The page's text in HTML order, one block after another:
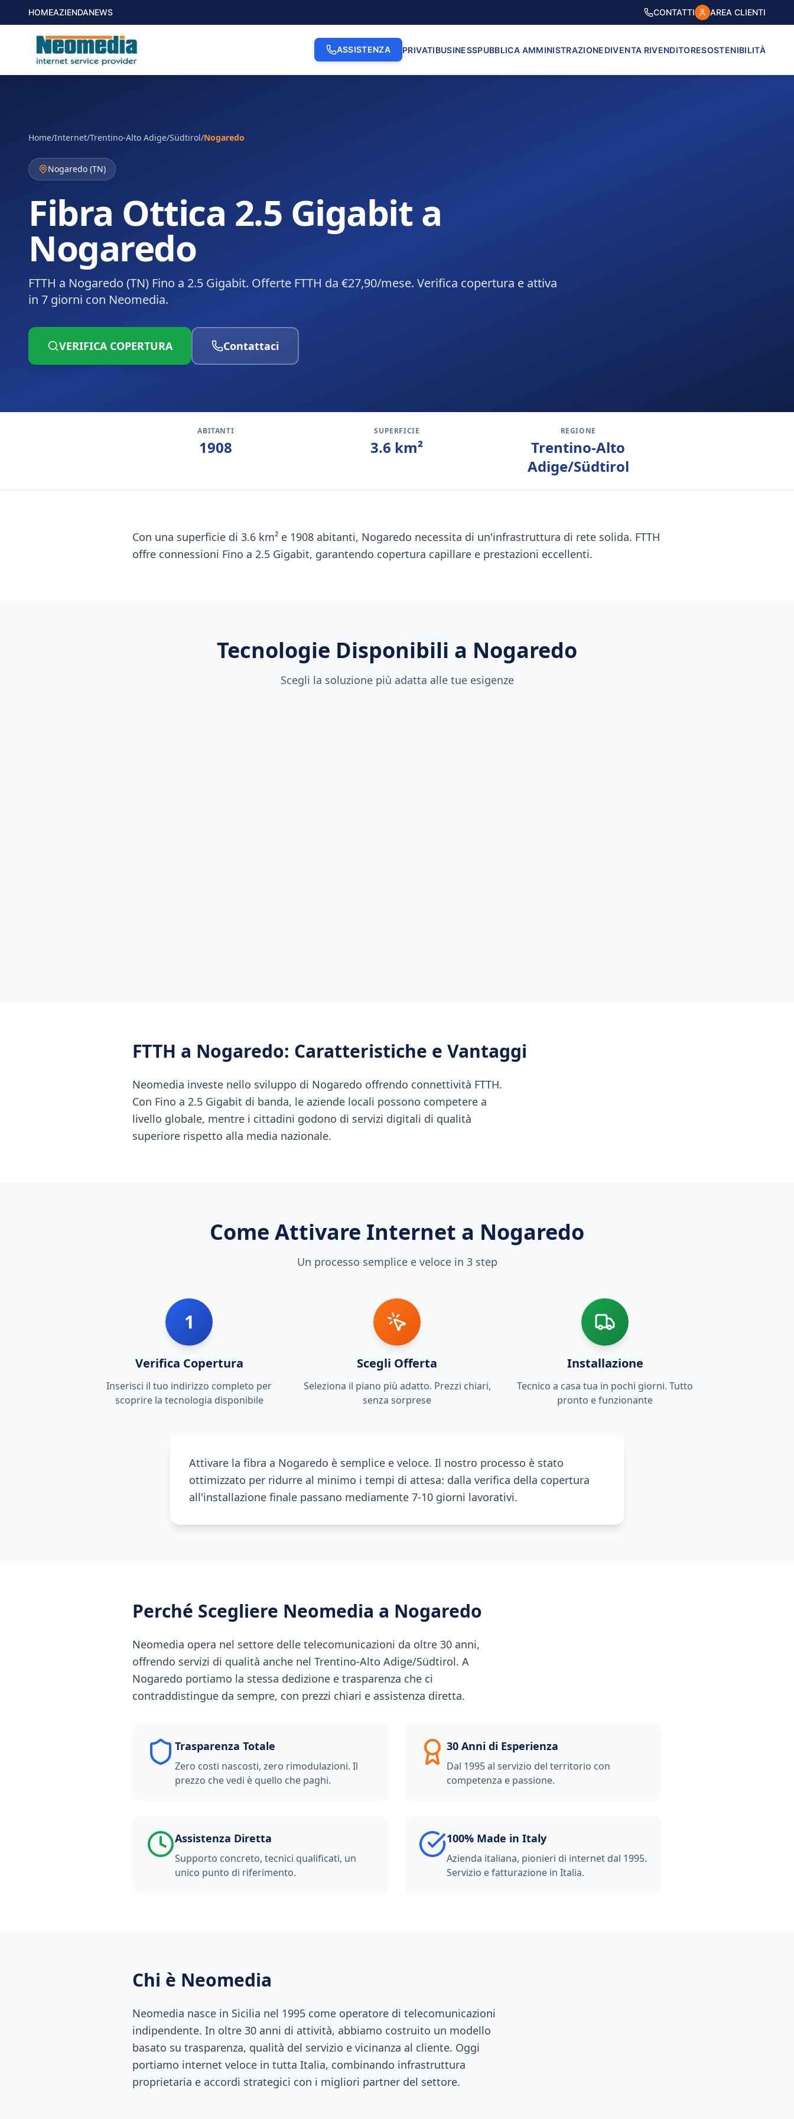
HOMEAZIENDANEWS CONTATTI AREA CLIENTI
ASSISTENZA PRIVATIBUSINESSPUBBLICA AMMINISTRAZIONEDIVENTA RIVENDITORESOSTENIBILITÀ
Home/Internet/Trentino-Alto Adige/Südtirol/Nogaredo
Nogaredo (TN)
Fibra Ottica 2.5 Gigabit a
Nogaredo
FTTH a Nogaredo (TN) Fino a 2.5 Gigabit. Offerte FTTH da €27,90/mese. Verifica copertura e attiva
in 7 giorni con Neomedia.
VERIFICA COPERTURA Contattaci
ABITANTI
1908
SUPERFICIE
3.6 km²
REGIONE
Trentino-Alto
Adige/Südtirol
Con una superficie di 3.6 km² e 1908 abitanti, Nogaredo necessita di un'infrastruttura di rete solida. FTTH
offre connessioni Fino a 2.5 Gigabit, garantendo copertura capillare e prestazioni eccellenti.
Tecnologie Disponibili a Nogaredo
Scegli la soluzione più adatta alle tue esigenze
FTTH a Nogaredo: Caratteristiche e Vantaggi
Neomedia investe nello sviluppo di Nogaredo offrendo connettività FTTH.
Con Fino a 2.5 Gigabit di banda, le aziende locali possono competere a
livello globale, mentre i cittadini godono di servizi digitali di qualità
superiore rispetto alla media nazionale.
Come Attivare Internet a Nogaredo
Un processo semplice e veloce in 3 step
1
Verifica Copertura
Inserisci il tuo indirizzo completo per
scoprire la tecnologia disponibile
Scegli Offerta
Seleziona il piano più adatto. Prezzi chiari,
senza sorprese
Installazione
Tecnico a casa tua in pochi giorni. Tutto
pronto e funzionante
Attivare la fibra a Nogaredo è semplice e veloce. Il nostro processo è stato
ottimizzato per ridurre al minimo i tempi di attesa: dalla verifica della copertura
all'installazione finale passano mediamente 7-10 giorni lavorativi.
Perché Scegliere Neomedia a Nogaredo
Neomedia opera nel settore delle telecomunicazioni da oltre 30 anni,
offrendo servizi di qualità anche nel Trentino-Alto Adige/Südtirol. A
Nogaredo portiamo la stessa dedizione e trasparenza che ci
contraddistingue da sempre, con prezzi chiari e assistenza diretta.
Trasparenza Totale
Zero costi nascosti, zero rimodulazioni. Il
prezzo che vedi è quello che paghi.
30 Anni di Esperienza
Dal 1995 al servizio del territorio con
competenza e passione.
Assistenza Diretta
Supporto concreto, tecnici qualificati, un
unico punto di riferimento.
100% Made in Italy
Azienda italiana, pionieri di internet dal 1995.
Servizio e fatturazione in Italia.
Chi è Neomedia
Neomedia nasce in Sicilia nel 1995 come operatore di telecomunicazioni
indipendente. In oltre 30 anni di attività, abbiamo costruito un modello
basato su trasparenza, qualità del servizio e vicinanza al cliente. Oggi
portiamo internet veloce in tutta Italia, combinando infrastruttura
proprietaria e accordi strategici con i migliori partner del settore.